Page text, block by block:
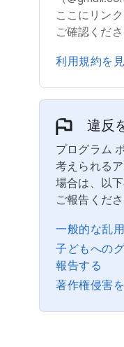
ここに​リン
ご確認くださ
利用規約を​
違反
プログラム
考えられる​
場合は、​以
ご報告くださ
一般的な​乱
子ども​への​
報告する
著作権侵害